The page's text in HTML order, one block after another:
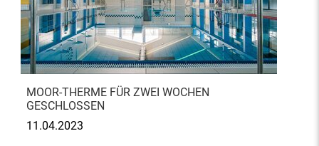
MOOR-THERME FÜR ZWEI WOCHEN
GESCHLOSSEN
11.04.2023